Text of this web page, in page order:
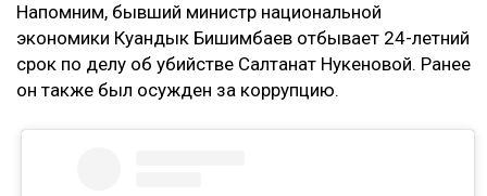
Напомним, бывший министр национальной
экономики Куандык Бишимбаев отбывает 24-летний
срок по делу об убийстве Салтанат Нукеновой. Ранее
он также был осужден за коррупцию.